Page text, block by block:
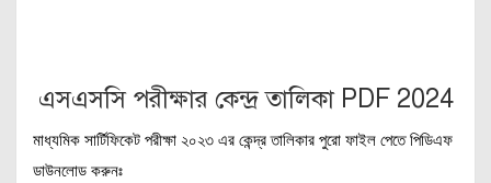
এসএসসি পরীক্ষার কেন্দ্র তালিকা PDF 2024
মাধ্যমিক সার্টিফিকেট পরীক্ষা ২০২৩ এর কেন্দ্র তালিকার পুরো ফাইল পেতে পিডিএফ
ডাউনলোড করুনঃ